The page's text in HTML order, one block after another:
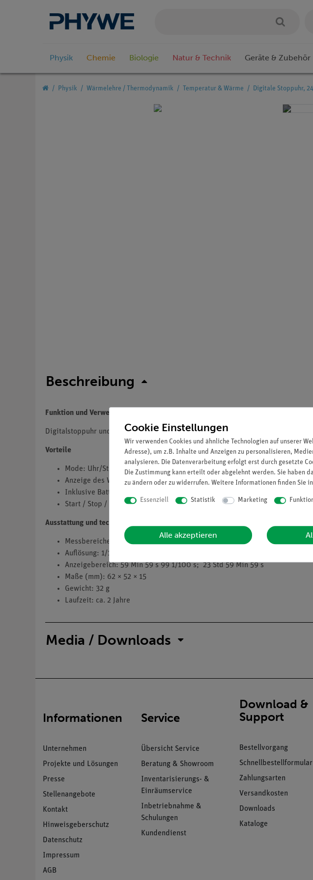
Physik Chemie Biologie Natur & Technik Geräte & Zubehör
Physik Wärmelehre / Thermodynamik Temperatur & Wärme Digitale Stoppuhr,
Beschreibung
Funktion und Verwendung
Digitalstoppuhr und Uhr mit 6-stelliger LCD-Anzeige und 3 Tastenbedienung.
Vorteile
Mode: Uhr/Stoppuhr - Start, Stop, Split werden über separate Tasten
Anzeige des Wochentags und der Uhrzeit
Inklusive Batterie: Knopfzelle SR 41
Start / Stop / Reset / Addition / Split / Dualmessung
Ausstattung und technische Daten
Messbereiche: Minute/Sekunde/1/100 Sekunde und Stunde/Minute/Sekunde
Auflösung: 1/100 s...1 s
Anzeigebereich: 59 Min 59 s 99 1/100 s; 23 Std 59 Min 59 s
Maße (mm): 62 × 52 × 15
Gewicht: 32 g
Laufzeit: ca. 2 Jahre
Media / Downloads
Informationen
Unternehmen
Projekte und Lösungen
Presse
Stellenangebote
Kontakt
Hinweisgeberschutz
Datenschutz
Impressum
AGB
Service
Übersicht Service
Beratung & Showroom
Inventarisierungs- &
Einräumservice
Inbetriebnahme &
Schulungen
Kundendienst
Download &
Support
Bestellvorgang
Schnellbestellformular
Zahlungsarten
Versandkosten
Downloads
Kataloge
Cookie Einstellungen
Wir verwenden Cookies und ähnliche Technologien auf unserer
Adresse), um z.B. Inhalte und Anzeigen zu personalisieren,
analysieren. Die Datenverarbeitung erfolgt erst durch gesetzte
Die Zustimmung kann erteilt oder abgelehnt werden. Sie haben
zu ändern oder zu widerrufen. Weitere Informationen finden Sie
Essenziell Statistik Marketing
Alle akzeptieren